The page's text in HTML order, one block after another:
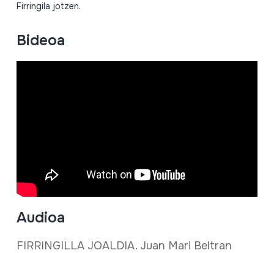
Firringila jotzen.
Bideoa
Audioa
FIRRINGILLA JOALDIA. Juan Mari Beltran